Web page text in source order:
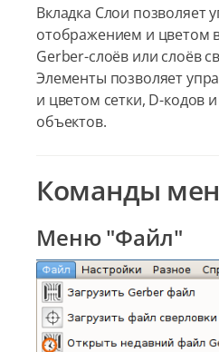
Вкладка Слои позволяет
отображением и цветом
Gerber-слоёв или слоёв
Элементы позволяет
и цветом сетки, D-кодов
объектов.
Команды
Меню "Файл"